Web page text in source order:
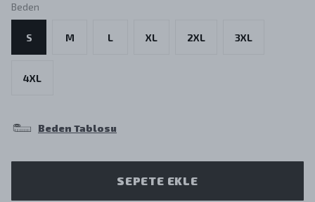
Beden
S M L XL 2XL 3XL
4XL
Beden Tablosu
SEPETE EKLE